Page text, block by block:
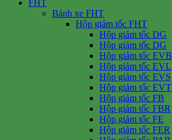
FHT
Bánh xe FHT
Hộp giảm tốc FHT
Hộp giảm tốc DG
Hộp giảm tốc DG
Hộp giảm tốc EVB
Hộp giảm tốc EVL
Hộp giảm tốc EVS
Hộp giảm tốc EVT
Hộp giảm tốc FB
Hộp giảm tốc FBR
Hộp giảm tốc FE
Hộp giảm tốc FER